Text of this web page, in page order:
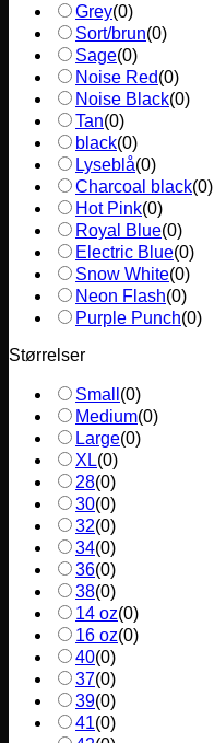
Grey(0)
Sort/brun(0)
Sage(0)
Noise Red(0)
Noise Black(0)
Tan(0)
black(0)
Lyseblå(0)
Charcoal black(0)
Hot Pink(0)
Royal Blue(0)
Electric Blue(0)
Snow White(0)
Neon Flash(0)
Purple Punch(0)
Størrelser
Small (0)
Medium(0)
Large(0)
XL(0)
28(0)
30(0)
32(0)
34(0)
36(0)
38(0)
14 oz(0)
16 oz(0)
40(0)
37(0)
39(0)
41(0)